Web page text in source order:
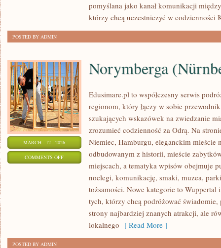
pomyślana jako kanał komunikacji
którzy chcą uczestniczyć w codzienności
POSTED BY ADMIN
MARCH - 12 - 2026
COMMENTS OFFON
NORYMBERGA
(NÜRNBERG/NUREMBERG)
Norymberga
Edusimare.pl to współczesny serwis
regionom, który łączy w sobie
szukających wskazówek na zwiedzanie
zrozumieć codzienność za Odrą. Na
Niemiec, Hamburgu, eleganckim mieście
odbudowanym z historii, mieście
miejscach, a tematyka wpisów obejmuje
noclegi, komunikację, smaki, muzea,
tożsamości. Nowe kategorie to Wuppertal
tych, którzy chcą podróżować
strony najbardziej znanych atrakcji, ale
lokalnego [ Read More ]
POSTED BY ADMIN